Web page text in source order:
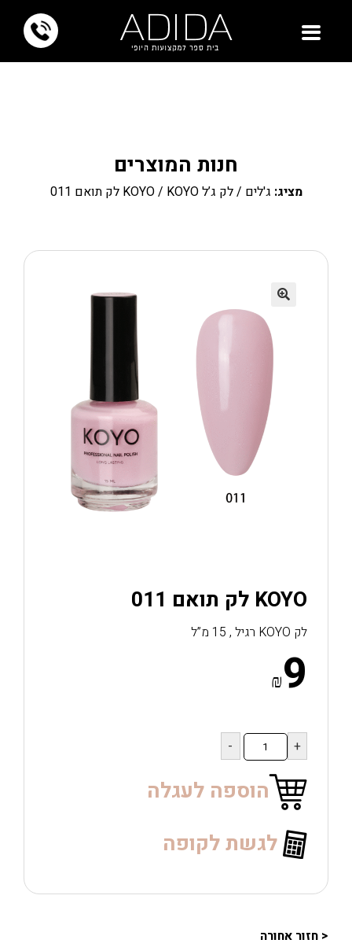
חנות המוצרים
מציג: ג'לים /לק ג’ל KOYO/ KOYO לק תואם 011
KOYO לק תואם 011
לק KOYO רגיל , 15 מ”ל
₪9
כמות
של
KOYO
לק
תואם
011
הוספה לעגלה
לגשת לקופה
< חזור אחורה